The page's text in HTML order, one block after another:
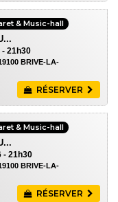
& Music-hall
- 21h30
BRIVE-LA-
RÉSERVER
& Music-hall
- 21h30
BRIVE-LA-
RÉSERVER